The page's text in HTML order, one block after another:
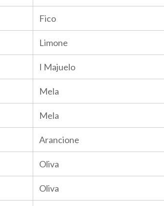
Fico
Limone
I Majuelo
Mela
Mela
Arancione
Oliva
Oliva